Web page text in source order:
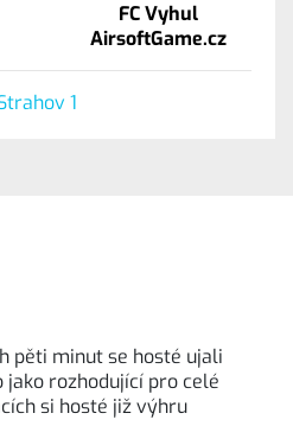
FC Vyhul
AirsoftGame.cz
1
pěti minut se hosté ujali
jako rozhodující pro celé
si hosté již výhru